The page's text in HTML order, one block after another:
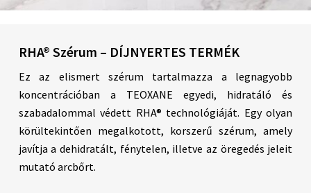
RHA® Szérum – DÍJNYERTES TERMÉK
Ez az elismert szérum tartalmazza a legnagyobb
koncentrációban a TEOXANE egyedi, hidratáló és
szabadalommal védett RHA® technológiáját. Egy olyan
körültekintően megalkotott, korszerű szérum, amely
javítja a dehidratált, fénytelen, illetve az öregedés jeleit
mutató arcbőrt.